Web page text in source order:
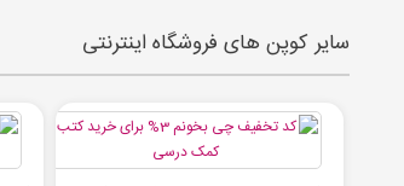
سایر کوپن های فروشگاه اینترنتی